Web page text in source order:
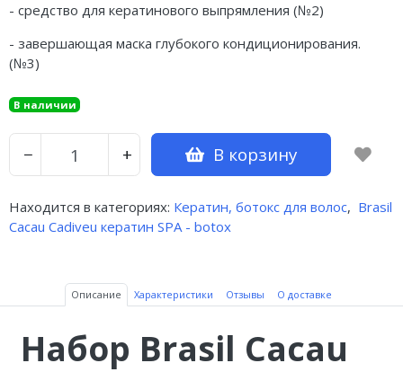
- средство для кератинового выпрямления (№2)
- завершающая маска глубокого кондиционирования.
(№3)
В наличии
− + В корзину
Находится в категориях: Кератин, ботокс для волос, Brasil
Cacau Cadiveu кератин SPA - botox
Описание Характеристики Отзывы О доставке
Набор Brasil Cacau